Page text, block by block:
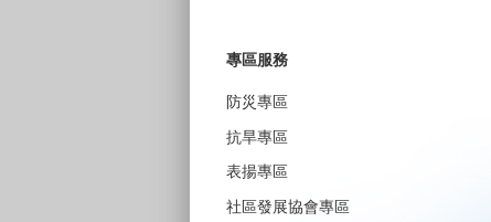
專區服務
防災專區
抗旱專區
表揚專區
社區發展協會專區